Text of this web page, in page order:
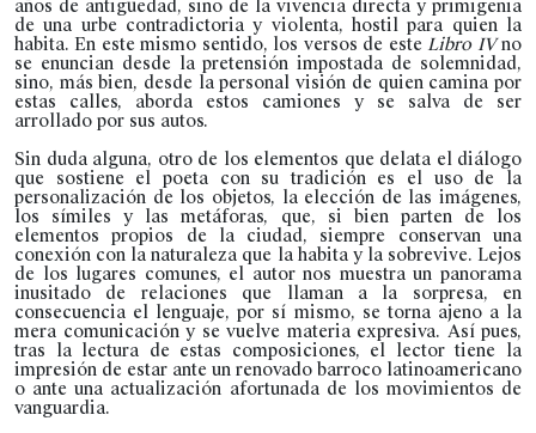
años de antigüedad, sino de la vivencia directa y primigenia
de una urbe contradictoria y violenta, hostil para quien la
habita. En este mismo sentido, los versos de esteLibro IVno
se enuncian desde la pretensión impostada de solemnidad,
sino, más bien, desde la personal visión de quien camina por
estas calles, aborda estos camiones y se salva de ser
arrollado por sus autos.
Sin duda alguna, otro de los elementos que delata el diálogo
que sostiene el poeta con su tradición es el uso de la
personalización de los objetos, la elección de las imágenes,
los símiles y las metáforas, que, si bien parten de los
elementos propios de la ciudad, siempre conservan una
conexión con la naturaleza que la habita y la sobrevive. Lejos
de los lugares comunes, el autor nos muestra un panorama
inusitado de relaciones que llaman a la sorpresa, en
consecuencia el lenguaje, por sí mismo, se torna ajeno a la
mera comunicación y se vuelve materia expresiva. Así pues,
tras la lectura de estas composiciones, el lector tiene la
impresión de estar ante un renovado barroco latinoamericano
o ante una actualización afortunada de los movimientos de
vanguardia.